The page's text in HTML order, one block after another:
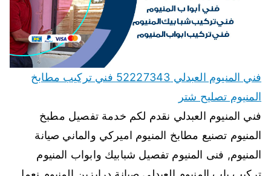
فني المنيوم العبدلي 52227343 فني تركيب مطابخ
المنيوم تصليح شتر
فني المنيوم العبدلي نقدم لكم خدمة تفصيل مطبخ
المنيوم تصنيع مطابخ المنيوم اميركي والماني صيانة
المنيوم, فنى المنيوم تفصيل شبابيك وابواب المنيوم